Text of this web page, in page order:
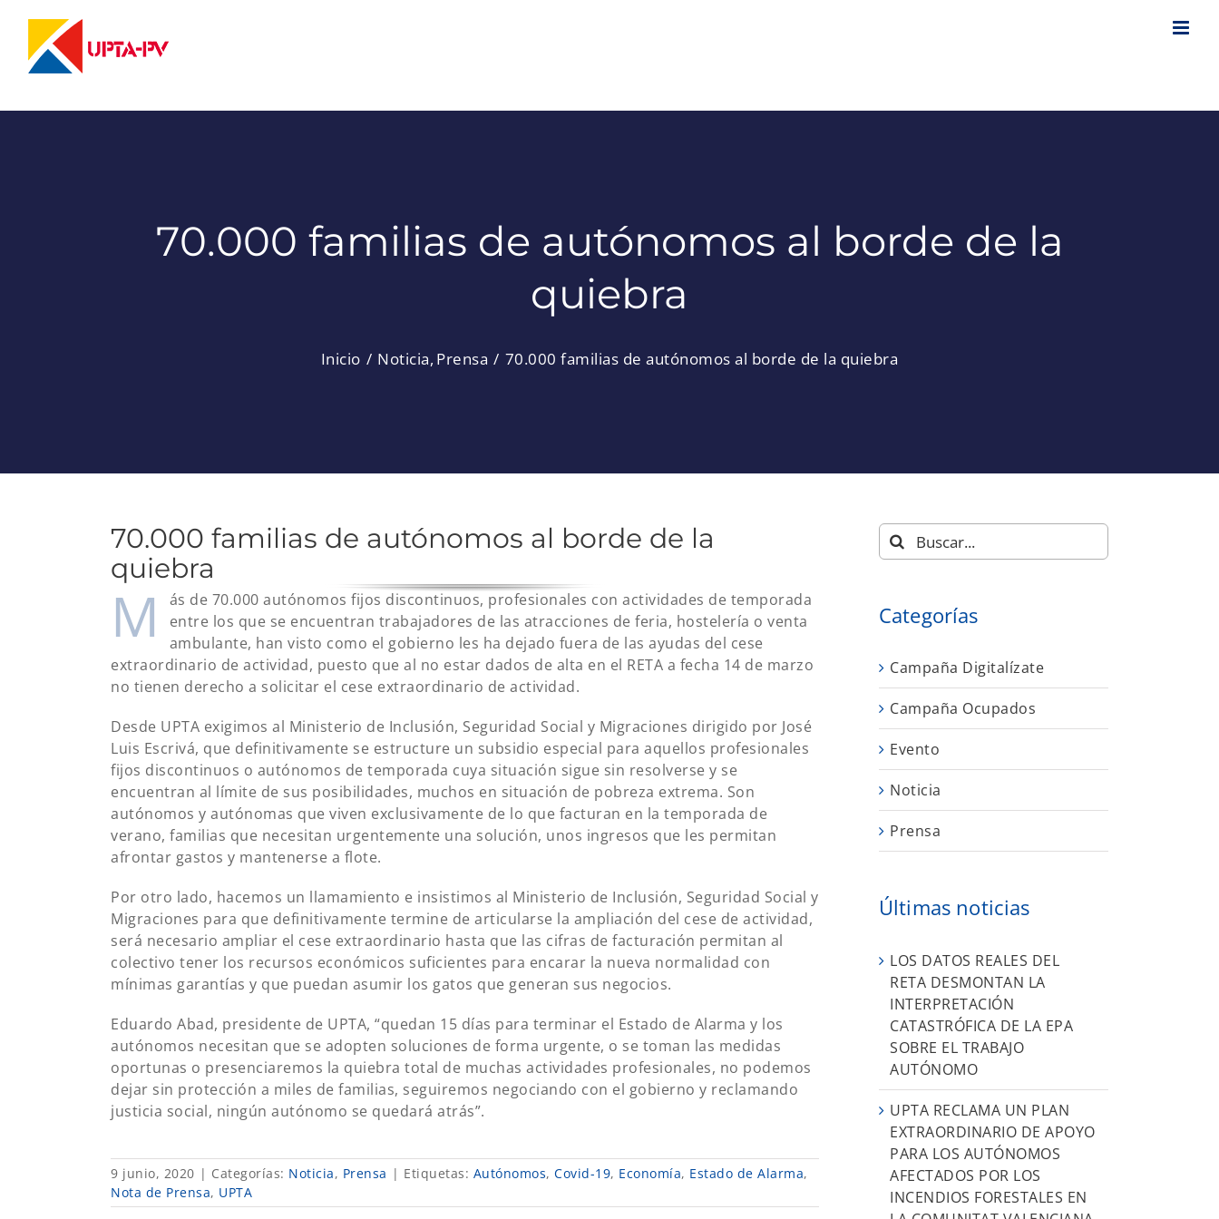
contenido
70.000 familias de autónomos al borde de la
quiebra
Inicio Noticia Prensa 70.000 familias de autónomos al borde de la quiebra
70.000 familias de autónomos al borde de la
quiebra
M
ás de 70.000 autónomos fijos discontinuos, profesionales con actividades de temporada
entre los que se encuentran trabajadores de las atracciones de feria, hostelería o venta
ambulante, han visto como el gobierno les ha dejado fuera de las ayudas del cese
extraordinario de actividad, puesto que al no estar dados de alta en el RETA a fecha 14 de marzo
no tienen derecho a solicitar el cese extraordinario de actividad.
Desde UPTA exigimos al Ministerio de Inclusión, Seguridad Social y Migraciones dirigido por José
Luis Escrivá, que definitivamente se estructure un subsidio especial para aquellos profesionales
fijos discontinuos o autónomos de temporada cuya situación sigue sin resolverse y se
encuentran al límite de sus posibilidades, muchos en situación de pobreza extrema. Son
autónomos y autónomas que viven exclusivamente de lo que facturan en la temporada de
verano, familias que necesitan urgentemente una solución, unos ingresos que les permitan
afrontar gastos y mantenerse a flote.
Por otro lado, hacemos un llamamiento e insistimos al Ministerio de Inclusión, Seguridad Social y
Migraciones para que definitivamente termine de articularse la ampliación del cese de actividad,
será necesario ampliar el cese extraordinario hasta que las cifras de facturación permitan al
colectivo tener los recursos económicos suficientes para encarar la nueva normalidad con
mínimas garantías y que puedan asumir los gatos que generan sus negocios.
Eduardo Abad, presidente de UPTA, “quedan 15 días para terminar el Estado de Alarma y los
autónomos necesitan que se adopten soluciones de forma urgente, o se toman las medidas
oportunas o presenciaremos la quiebra total de muchas actividades profesionales, no podemos
dejar sin protección a miles de familias, seguiremos negociando con el gobierno y reclamando
justicia social, ningún autónomo se quedará atrás”.
9 junio, 2020 | Categorías: Noticia, Prensa | Etiquetas: Autónomos, Covid-19, Economía, Estado de Alarma,
Nota de Prensa, UPTA
Buscar:
Categorías
Campaña Digitalízate
Campaña Ocupados
Evento
Noticia
Prensa
Últimas noticias
LOS DATOS REALES DEL
RETA DESMONTAN LA
INTERPRETACIÓN
CATASTRÓFICA DE LA EPA
SOBRE EL TRABAJO
AUTÓNOMO
UPTA RECLAMA UN PLAN
EXTRAORDINARIO DE APOYO
PARA LOS AUTÓNOMOS
AFECTADOS POR LOS
INCENDIOS FORESTALES EN